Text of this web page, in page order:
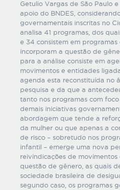
Getulio Vargas de São Paulo
apoio do BNDES,
governamentais inscritas no
analisa 41 programas, dos
e 34 consistem em
incorporam a questão de
para a análise consiste em
movimentos e entidades
agenda esta reconstituída no
pesquisa e da que a
tanto nos programas com
demais iniciativas
abordagem que tende a
da mulher ou que apenas a
de risco – sobretudo nos
infantil – emerge uma nova
reivindicações de
questão de gênero, as quais
sociedade brasileira de
segundo caso, os programas